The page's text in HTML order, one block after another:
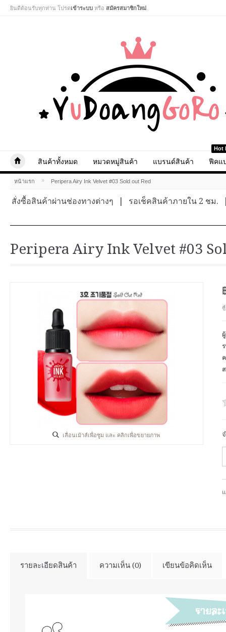
ยินดีต้อนรับทุกท่าน โปรดเข้าระบบ หรือ สมัครสมาชิกใหม่
สินค้าทั้งหมด หมวดหมู่สินค้า แบรนด์สินค้า
Hot
ฟีคแ
หน้าแรก » Peripera Airy Ink Velvet #03 Sold out Red
สั่งซื้อสินค้าผ่านช่องทางต่างๆ รอเช็คสินค้าภายใน 2 ชม.
Peripera Airy Ink Velvet #03
เลื่อนเม้าส์เพื่อซูม และ คลิกเพื่อขยายภาพ
รายละเอียดสินค้า ความเห็น (0) เขียนข้อคิดเห็น